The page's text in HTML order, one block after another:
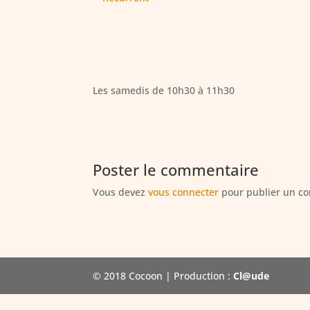
Les samedis de 10h30 à 11h30
Poster le commentaire
Vous devezvous connecter pour publier un
© 2018 Cocoon | Production : Cl@ude